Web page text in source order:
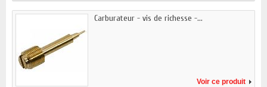
Carburateur - vis de richesse -...
Voir ce produit